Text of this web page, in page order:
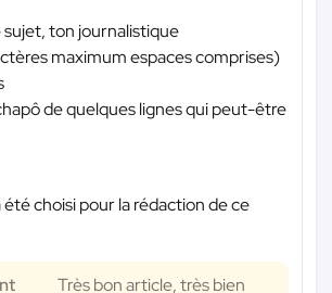
ton journalistique
maximum espaces comprises)
de quelques lignes qui peut-être
choisi pour la rédaction de ce
Très bon article, très bien